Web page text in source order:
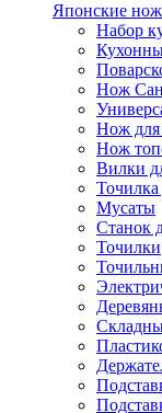
Японские
Набор
Нож
Нож для
Нож
Вилки
Мусаты
Станок
Точилки